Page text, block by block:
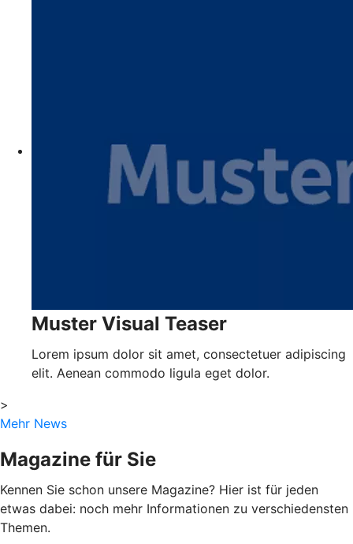
Muster Visual Teaser
Lorem ipsum dolor sit amet, consectetuer adipiscing
elit. Aenean commodo ligula eget dolor.
>
Mehr News
Magazine für Sie
Kennen Sie schon unsere Magazine? Hier ist für jeden
etwas dabei: noch mehr Informationen zu verschiedensten
Themen.